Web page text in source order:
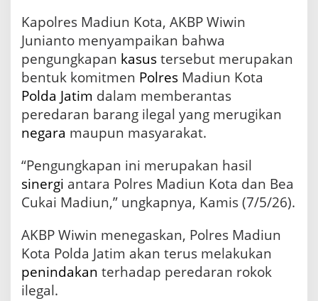
Kapolres Madiun Kota, AKBP Wiwin
Junianto menyampaikan bahwa
pengungkapan kasustersebut merupakan
bentuk komitmen Polres Madiun Kota
Polda Jatim dalam memberantas
peredaran barang ilegal yang merugikan
negara maupun masyarakat.
“Pengungkapan ini merupakan hasil
sinergi antara Polres Madiun Kota dan Bea
Cukai Madiun,” ungkapnya, Kamis (7/5/26).
AKBP Wiwin menegaskan, Polres Madiun
Kota Polda Jatim akan terus melakukan
penindakan terhadap peredaran rokok
ilegal.